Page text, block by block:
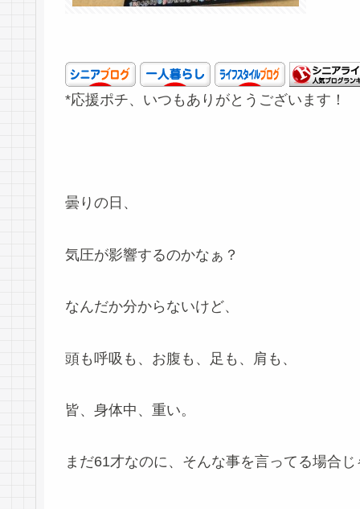
*応援ポチ、いつもありがとうございます！
曇りの日、
気圧が影響するのかなぁ？
なんだか分からないけど、
頭も呼吸も、お腹も、足も、肩も、
皆、身体中、重い。
まだ61才なのに、そんな事を言ってる場合